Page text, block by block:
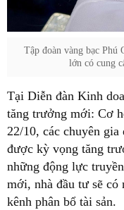
Tập đoàn vàng bạc Phú
lớn có cung
Tại Diễn đàn Kinh
tăng trưởng mới: Cơ
22/10, các chuyên
được kỳ vọng tăng
những động lực
mới, nhà đầu tư sẽ có
kênh phân bổ tài sản.